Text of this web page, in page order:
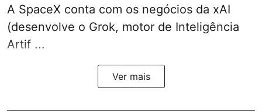
A SpaceX conta com os negócios da xAI
(desenvolve o Grok, motor de Inteligência
Artif ...
Ver mais